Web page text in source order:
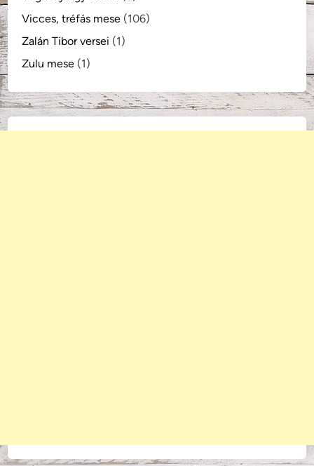
Vicces, tréfás mese (106)
Zalán Tibor versei (1)
Zulu mese (1)